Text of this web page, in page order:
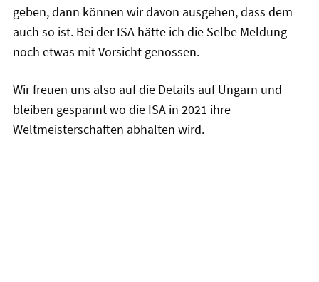
geben, dann können wir davon ausgehen, dass dem
auch so ist. Bei der ISA hätte ich die Selbe Meldung
noch etwas mit Vorsicht genossen.
Wir freuen uns also auf die Details auf Ungarn und
bleiben gespannt wo die ISA in 2021 ihre
Weltmeisterschaften abhalten wird.